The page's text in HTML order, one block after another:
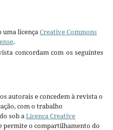
uma licençaCreative Commons
.
concordam com os seguintes
autorais e concedem à revista o
com o trabalho
sob aLicença Creative
permite o compartilhamento do